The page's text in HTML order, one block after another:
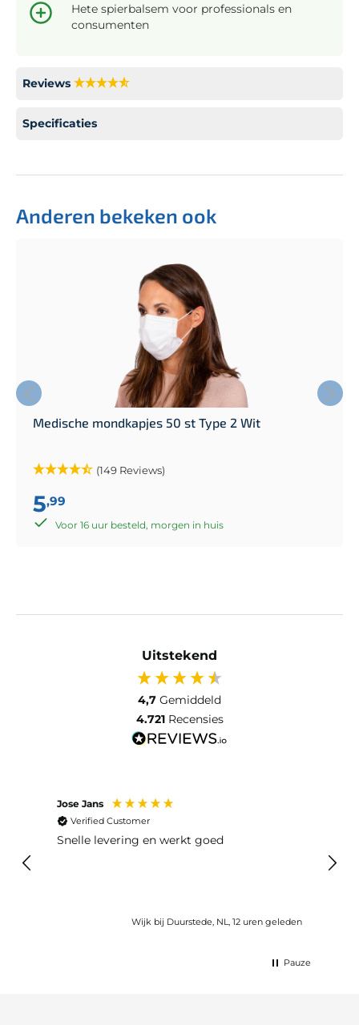
Hete spierbalsem voor professionals en
consumenten
Reviews
Specificaties
Anderen bekeken ook
Medische mondkapjes 50 st Type 2 Wit
(149 Reviews)
5,99
Voor 16 uur besteld, morgen in huis
Uitstekend
4,7 Gemiddeld
4.721 Recensies
Jose Jans
Verified Customer
Snelle levering en werkt goed
Wijk bij Duurstede, NL, 12 uren geleden
Pauze